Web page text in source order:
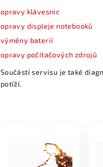
opravy klávesnic
opravy displeje notebooků
výměny baterií
opravy počítačových zdrojů
Součástí servisu je také
potíží.